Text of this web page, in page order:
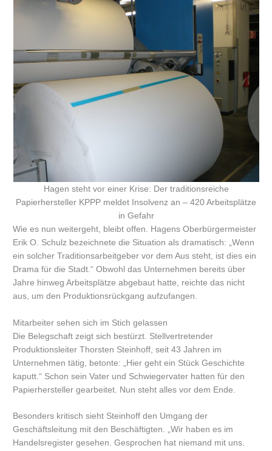
Hagen steht vor einer Krise: Der traditionsreiche
Papierhersteller KPPP meldet Insolvenz an – 420 Arbeitsplätze
in Gefahr
Wie es nun weitergeht, bleibt offen. Hagens Oberbürgermeister
Erik O. Schulz bezeichnete die Situation als dramatisch: „Wenn
ein solcher Traditionsarbeitgeber vor dem Aus steht, ist dies ein
Drama für die Stadt.“ Obwohl das Unternehmen bereits über
Jahre hinweg Arbeitsplätze abgebaut hatte, reichte das nicht
aus, um den Produktionsrückgang aufzufangen.
Mitarbeiter sehen sich im Stich gelassen
Die Belegschaft zeigt sich bestürzt. Stellvertretender
Produktionsleiter Thorsten Steinhoff, seit 43 Jahren im
Unternehmen tätig, betonte: „Hier geht ein Stück Geschichte
kaputt.“ Schon sein Vater und Schwiegervater hatten für den
Papierhersteller gearbeitet. Nun steht alles vor dem Ende.
Besonders kritisch sieht Steinhoff den Umgang der
Geschäftsleitung mit den Beschäftigten. „Wir haben es im
Handelsregister gesehen. Gesprochen hat niemand mit uns.